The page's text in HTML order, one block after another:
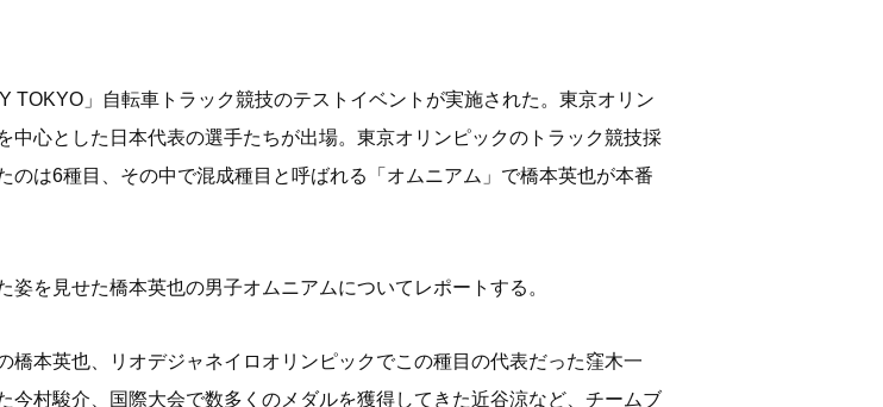
」自転車トラック競技のテストイベントが実施された。東京オリン
中心とした日本代表の選手たちが出場。東京オリンピックのトラック競技採
は6種目、その中で混成種目と呼ばれる「オムニアム」で橋本英也が本番
を見せた橋本英也の男子オムニアムについてレポートする。
本英也、リオデジャネイロオリンピックでこの種目の代表だった窪木一
今村駿介、国際大会で数多くのメダルを獲得してきた近谷涼など、チームブ